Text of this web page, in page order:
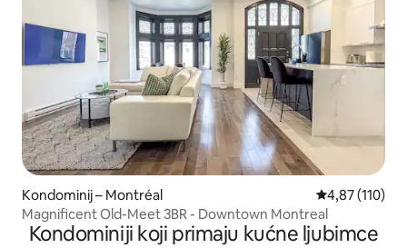
Kondominij – Montréal Prosječna
4,87 (110)
Magnificent Old-Meet 3BR - Downtown Montreal
Kondominiji koji primaju kućne ljubimce